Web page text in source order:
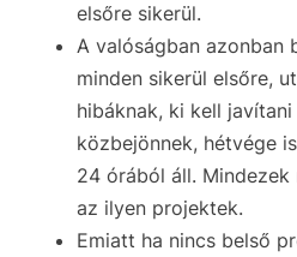
elsőre sikerül.
A valóságban azonban
minden sikerül elsőre,
hibáknak, ki kell
közbejönnek, hétvége
24 órából áll.
az ilyen projektek.
Emiatt ha nincs belső